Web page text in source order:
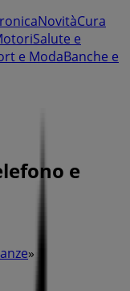
NovitàCura
Salute e
e ModaBanche e
e
»